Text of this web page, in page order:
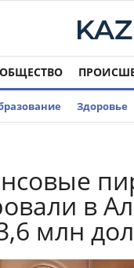
ОБЩЕСТВО
Здоровье
в
млн